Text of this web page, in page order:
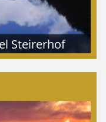
Steirerhof